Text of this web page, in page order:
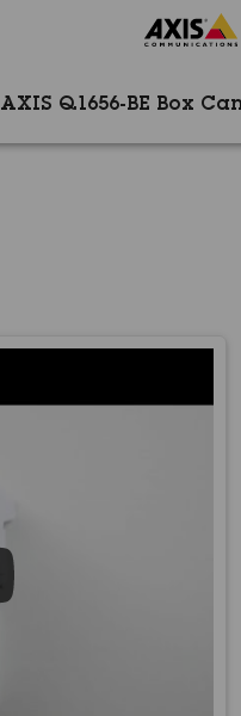
AXIS Q1656-BE Box